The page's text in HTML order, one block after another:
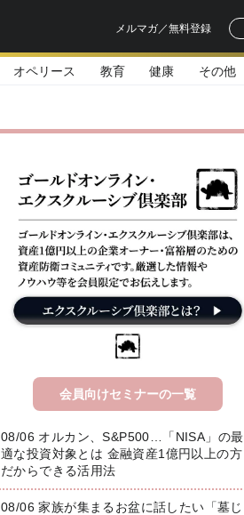
メルマガ／無料登録
オペリース 教育 健康 その他
会員向けセミナーの一覧
08/06 オルカン、S&P500…「NISA」の最
適な投資対象とは 金融資産1億円以上の方
だからできる活用法
08/06 家族が集まるお盆に話したい「墓じ